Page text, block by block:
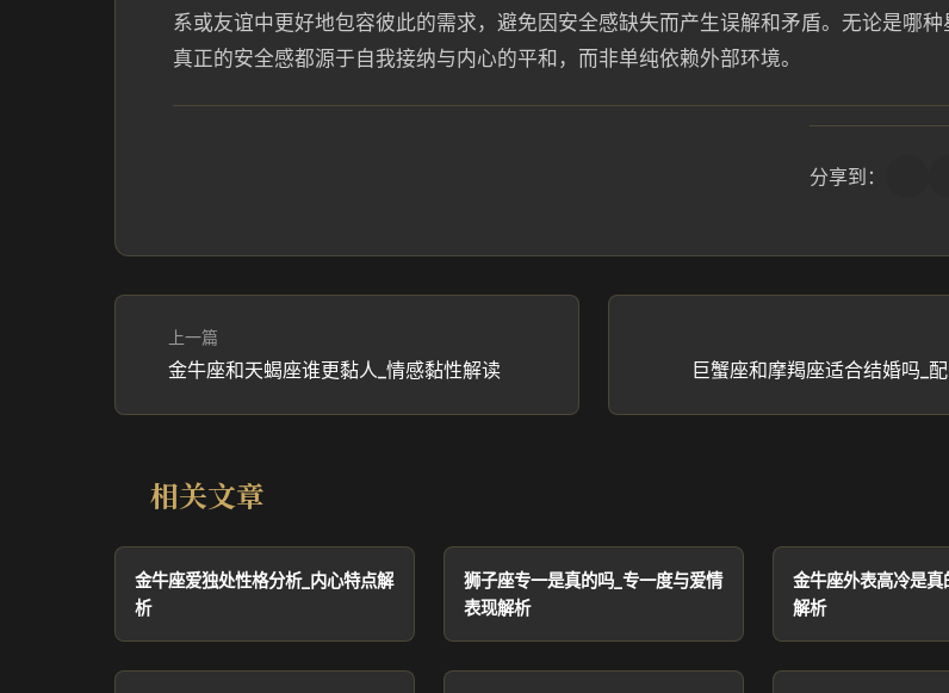
系或友谊中更好地包容彼此的需求，避免因安全感缺失而产生误解和矛盾。无论是哪种
真正的安全感都源于自我接纳与内心的平和，而非单纯依赖外部环境。
分享到：
上一篇
金牛座和天蝎座谁更黏人_情感黏性解读 巨蟹座和摩羯座适合结婚吗_
相关文章
金牛座爱独处性格分析_内心特点解
析
狮子座专一是真的吗_专一度与爱情
表现解析
金牛座外表高冷是真
解析